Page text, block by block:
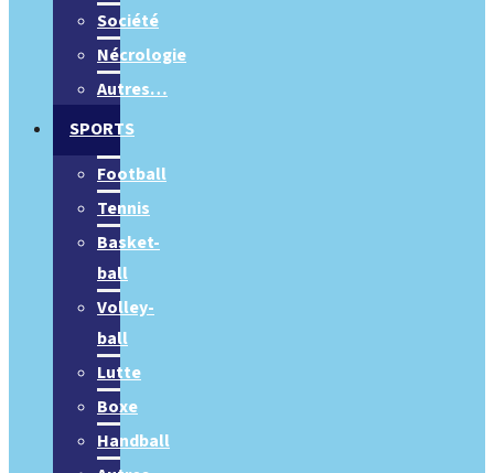
Société
Nécrologie
Autres…
SPORTS
Football
Tennis
Basket-
ball
Volley-
ball
Lutte
Boxe
Handball